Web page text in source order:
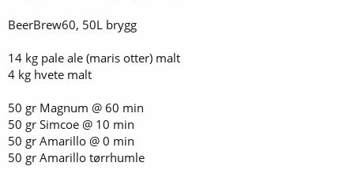
BeerBrew60, 50L brygg
14 kg pale ale (maris otter) malt
4 kg hvete malt
50 gr Magnum @ 60 min
50 gr Simcoe @ 10 min
50 gr Amarillo @ 0 min
50 gr Amarillo tørrhumle